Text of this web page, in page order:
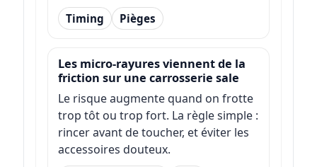
Timing Pièges
Les micro-rayures viennent de la
friction sur une carrosserie sale
Le risque augmente quand on frotte
trop tôt ou trop fort. La règle simple :
rincer avant de toucher, et éviter les
accessoires douteux.